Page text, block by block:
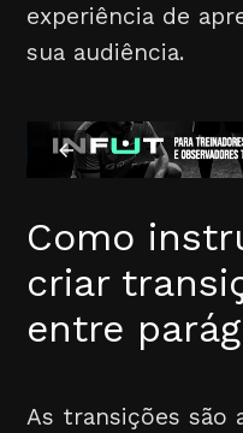
experiência de
sua audiência.
Como
criar
entre
As transições são